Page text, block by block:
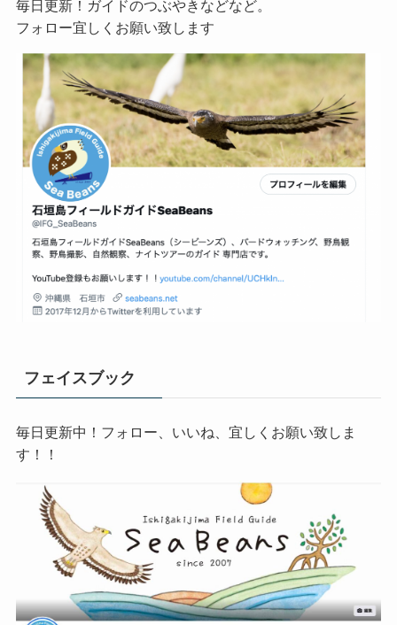
毎日更新！ガイドのつぶやきなどなど。
フォロー宜しくお願い致します
フェイスブック
毎日更新中！フォロー、いいね、宜しくお願い致しま
す！！